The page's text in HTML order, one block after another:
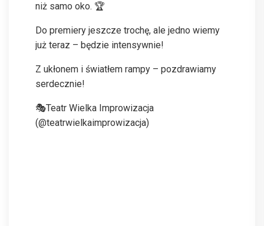
niż samo oko. 🏆
Do premiery jeszcze trochę, ale jedno wiemy
już teraz – będzie intensywnie!
Z ukłonem i światłem rampy – pozdrawiamy
serdecznie!
🎭Teatr Wielka Improwizacja
(@teatrwielkaimprowizacja)